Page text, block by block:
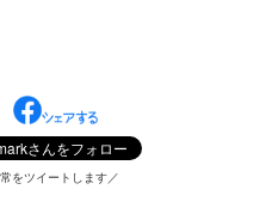
をツイートします／